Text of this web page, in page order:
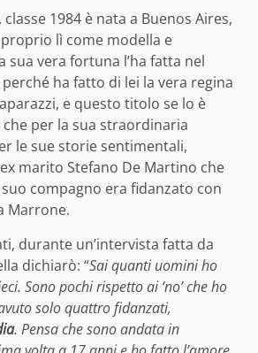
, classe 1984 è nata a Buenos Aires,
lì come modella e
sua vera fortuna l’ha fatta nel
ha fatto di lei la vera regina
e questo titolo se lo è
per la sua straordinaria
le sue storie sentimentali,
marito Stefano De Martino che
compagno era fidanzato con
Marrone.
durante un’intervista fatta da
dichiarò: “Sai quanti uomini ho
Sono pochi rispetto ai ‘no’ che ho
solo quattro fidanzati,
. Pensa che sono andata in